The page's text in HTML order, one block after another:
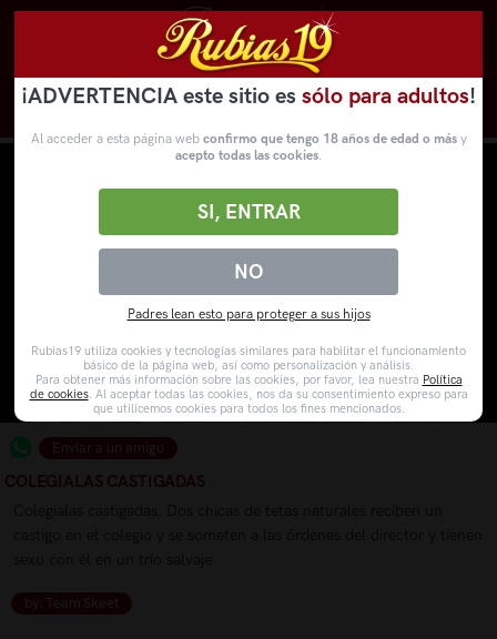
Enviar a un amigo
COLEGIALAS CASTIGADAS
by: Team Skeet
¡ADVERTENCIA este sitio es sólo para adultos!
Al acceder a esta página web confirmo que tengo 18 años de edad o másy
acepto todas las cookies.
NO
SI, ENTRAR
Padres lean esto para proteger a sus hijos
Rubias19 utiliza cookies y tecnologías similares para habilitar el funcionamiento
básico de la página web, así como personalización y análisis.
Para obtener más información sobre las cookies, por favor, lea nuestra Política
de cookies. Al aceptar todas las cookies, nos da su consentimiento expreso para
que utilicemos cookies para todos los fines mencionados.